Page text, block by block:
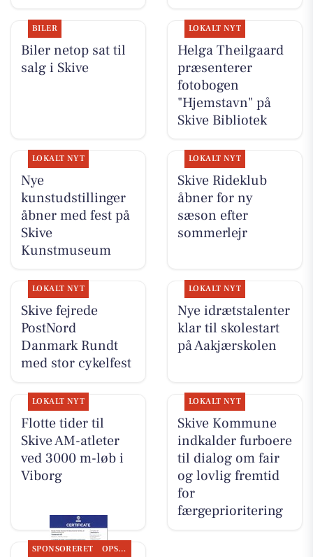
BILER
Biler netop sat til
salg i Skive
LOKALT NYT
Helga Theilgaard
præsenterer
fotobogen
"Hjemstavn" på
Skive Bibliotek
LOKALT NYT
Nye
kunstudstillinger
åbner med fest på
Skive
Kunstmuseum
LOKALT NYT
Skive Rideklub
åbner for ny
sæson efter
sommerlejr
LOKALT NYT
Skive fejrede
PostNord
Danmark Rundt
med stor cykelfest
LOKALT NYT
Nye idrætstalenter
klar til skolestart
på Aakjærskolen
LOKALT NYT
Flotte tider til
Skive AM-atleter
ved 3000 m-løb i
Viborg
LOKALT NYT
Skive Kommune
indkalder furboere
til dialog om fair
og lovlig fremtid
for
færgeprioritering
SPONSORERET OPSLAGSTAVLEN